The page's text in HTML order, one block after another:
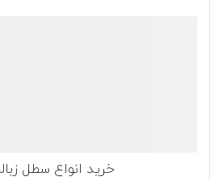
خرید انواع سطل